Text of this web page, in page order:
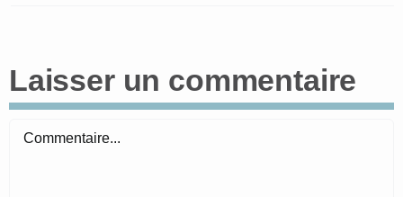
Laisser un commentaire
Commentaire